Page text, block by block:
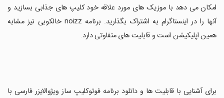
امکان می دهد با موزیک های مورد علاقه خود کلیپ های جذابی بسازید و
آنها را در اینستاگرام‌ به اشتراک بگذارید. برنامه noizz خالکوبی نیز مشابه
همین اپلیکیشن است و قابلیت های متفاوتی دارد.
برای آشنایی با قابلیت ها و دانلود برنامه فوتوکلیپ ساز ویژوالایزر فارسی با